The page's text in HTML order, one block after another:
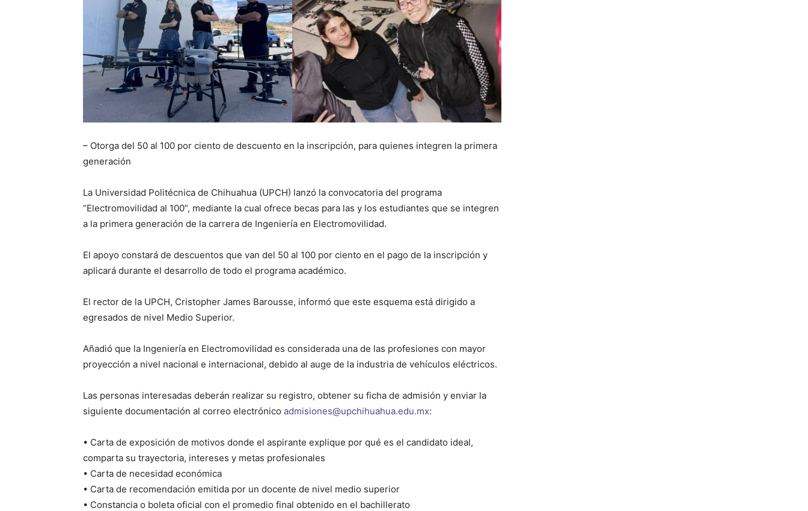
– Otorga del 50 al 100 por ciento de descuento en la inscripción, para quienes integren la primera
generación
La Universidad Politécnica de Chihuahua (UPCH) lanzó la convocatoria del programa
“Electromovilidad al 100”, mediante la cual ofrece becas para las y los estudiantes que se integren
a la primera generación de la carrera de Ingeniería en Electromovilidad.
El apoyo constará de descuentos que van del 50 al 100 por ciento en el pago de la inscripción y
aplicará durante el desarrollo de todo el programa académico.
El rector de la UPCH, Cristopher James Barousse, informó que este esquema está dirigido a
egresados de nivel Medio Superior.
Añadió que la Ingeniería en Electromovilidad es considerada una de las profesiones con mayor
proyección a nivel nacional e internacional, debido al auge de la industria de vehículos eléctricos.
Las personas interesadas deberán realizar su registro, obtener su ficha de admisión y enviar la
siguiente documentación al correo electrónico admisiones@upchihuahua.edu.mx:
• Carta de exposición de motivos donde el aspirante explique por qué es el candidato ideal,
comparta su trayectoria, intereses y metas profesionales
• Carta de necesidad económica
• Carta de recomendación emitida por un docente de nivel medio superior
• Constancia o boleta oficial con el promedio final obtenido en el bachillerato